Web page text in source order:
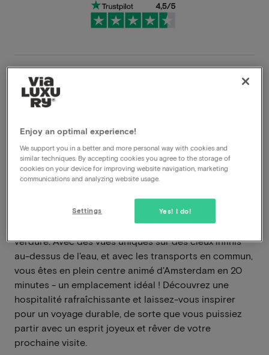
Conditions d'annulation très souples
Profitez instantanément de fortes remises
Les membres VIP bénéficient d'offres
Le Four Elements Hotel Amsterdam rayonne de
grandeur, d'impressionnabilité et de robustesse à
l'extérieur, tout en respirant à l'intérieur une
atmosphère d'hospitalité, de rafraîchissement et de
verdure. Avec des vues uniques sur des cieux infinis
au-dessus de l'eau, et avec les transports en commun,
vous êtes en plein centre animé d'Amsterdam en 20
minutes - un emplacement idéal ! Découvrez une
hospitalité rafraîchissante et laissez-vous inspirer
pour un voyage durable, de sorte que vous puissiez
partir avec un esprit joyeux et rêver de votre
prochaine visite.
Enjoy an optimal experience!
We support you in a better and more personal way with cookies and
similar techniques. By accepting cookies you agree to the storage of
cookies on your device for improving website navigation, marketing
communications and analyzing website usage.
Yes! I do!
Settings